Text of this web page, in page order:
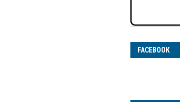
FACE­BOOK